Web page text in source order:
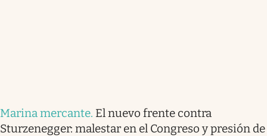
Marina mercante. El nuevo frente contra
Sturzenegger: malestar en el Congreso y presión de